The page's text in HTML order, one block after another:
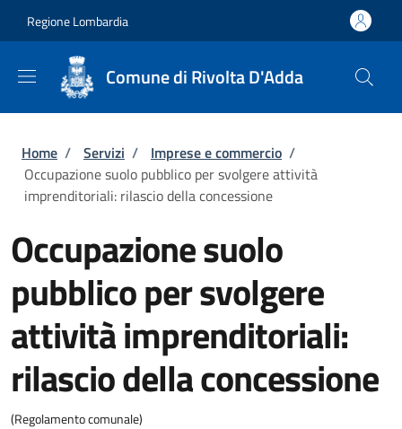
Regione Lombardia
Comune di Rivolta D'Adda
Briciole di pane
Home / Servizi / Imprese e commercio /
Occupazione suolo pubblico per svolgere attività
imprenditoriali: rilascio della concessione
Occupazione suolo
pubblico per svolgere
attività imprenditoriali:
rilascio della concessione
(Regolamento comunale)